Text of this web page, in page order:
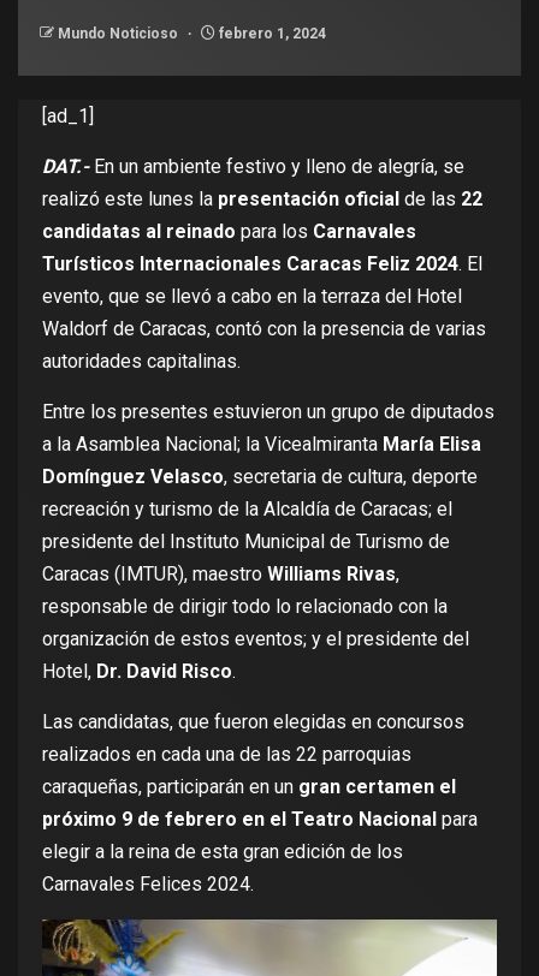
Mundo Noticioso febrero 1, 2024
[ad_1]
DAT.-En un ambiente festivo y lleno de alegría, se
realizó este lunes la presentación oficial de las 22
candidatas al reinado para los Carnavales
Turísticos Internacionales Caracas Feliz 2024. El
evento, que se llevó a cabo en la terraza del Hotel
Waldorf de Caracas, contó con la presencia de varias
autoridades capitalinas.
Entre los presentes estuvieron un grupo de diputados
a la Asamblea Nacional; la Vicealmiranta María Elisa
Domínguez Velasco, secretaria de cultura, deporte
recreación y turismo de la Alcaldía de Caracas; el
presidente del Instituto Municipal de Turismo de
Caracas (IMTUR), maestro Williams Rivas,
responsable de dirigir todo lo relacionado con la
organización de estos eventos; y el presidente del
Hotel, Dr. David Risco.
Las candidatas, que fueron elegidas en concursos
realizados en cada una de las 22 parroquias
caraqueñas, participarán en un gran certamen el
próximo 9 de febrero en el Teatro Nacional para
elegir a la reina de esta gran edición de los
Carnavales Felices 2024.